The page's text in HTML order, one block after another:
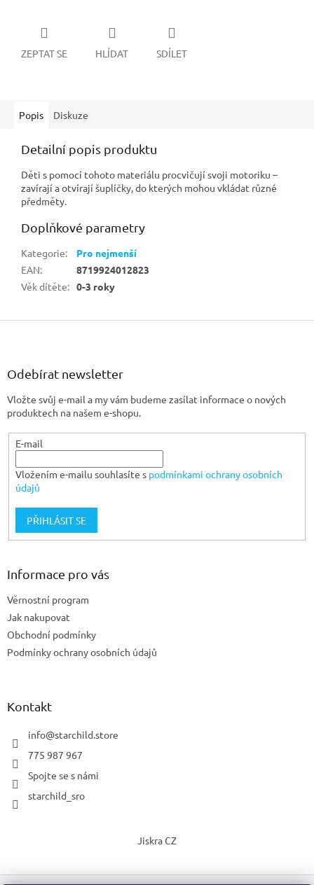
ZEPTAT SE HLÍDAT SDÍLET
Popis Diskuze
Detailní popis produktu
Děti s pomocí tohoto materiálu procvičují svoji motoriku –
zavírají a otvírají šuplíčky, do kterých mohou vkládat různé
předměty.
Doplňkové parametry
Kategorie:
Pro nejmenší
EAN:
8719924012823
Věk dítěte: 0-3 roky
Z
Odebírat newsletter
Vložte svůj e-mail a my vám budeme zasílat informace o nových
produktech na našem e-shopu.
E-mail
Vložením e-mailu souhlasíte s podmínkami ochrany osobních
údajů
PŘIHLÁSIT SE
Informace pro vás
Věrnostní program
Jak nakupovat
Obchodní podmínky
Podmínky ochrany osobních údajů
Kontakt
info@starchild.store
775 987 967
Spojte se s námi
starchild_sro
Jiskra CZ